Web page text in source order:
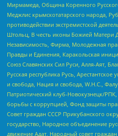
Мирмамеда, Община Коренного
Меджлис крымскотатарского народа,
противодействии экстремистской
Штольц, В честь иконы Божией Матери
Независимость, Фирма, Молодежная
Правды и Единения, Каракольская
Союз Славянских Сил Руси, Алля-Аят,
Русская республика Русь,
и свобода, Нация и свобода, W.H.С.,
Патриотический клуб-Новокузнецк/
борьбы с коррупцией, Фонд защиты
Совет граждан СССР Прикубанского
государство, Народное объединение
движение Адат, Народный совет